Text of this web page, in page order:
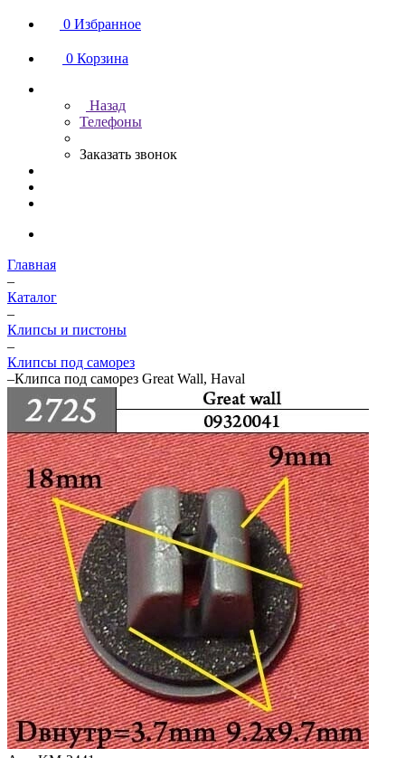
0 Избранное
0 Корзина
Назад
Телефоны
Заказать звонок
Главная
–
Каталог
–
Клипсы и пистоны
–
Клипсы под саморез
–Клипса под саморез Great Wall, Haval